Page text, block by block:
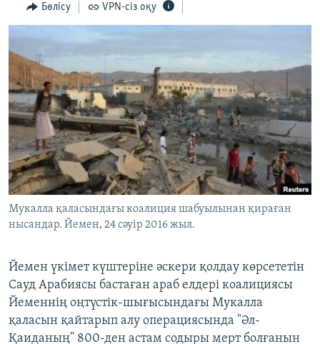
to
Search
ӘЛЕУМЕТ
ӘЛЕМ
АРНАЙЫ ЖОБАЛАР
Русский
ЖАЗЫЛЫҢЫЗ
Басқа тілдерде
Бөлісу VPN-сіз оқу
Мукалла қаласындағы коалиция шабуылынан қираған
нысандар. Йемен, 24 сәуір 2016 жыл.
Йемен үкімет күштеріне әскери қолдау көрсететін
Сауд Арабиясы бастаған араб елдері коалициясы
Йеменнің оңтүстік-шығысындағы Мукалла
қаласын қайтарып алу операциясында "Әл-
Қаиданың" 800-ден астам содыры мерт болғанын